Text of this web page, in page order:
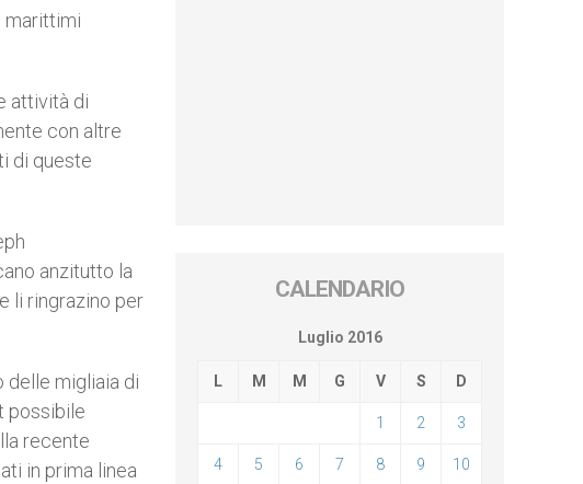
marittimi
attività di
con altre
di queste
anzitutto la
li ringrazino per
delle migliaia di
possibile
recente
in prima linea
CALENDARIO
Luglio 2016
L M M G V S D
1 2 3
4 5 6 7 8 9 10